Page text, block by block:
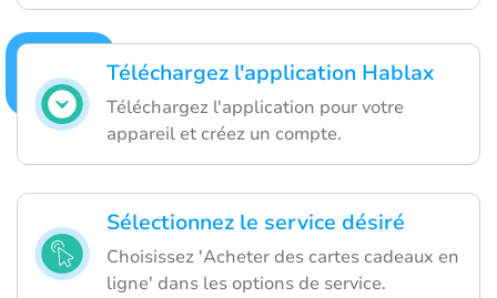
Téléchargez l'application Hablax
Téléchargez l'application pour votre
appareil et créez un compte.
Sélectionnez le service désiré
Choisissez 'Acheter des cartes cadeaux en
ligne' dans les options de service.